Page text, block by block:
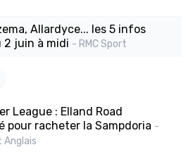
Allardyce... les 5 infos
2 juin à midi - RMC Sport
League : Elland Road
pour racheter la Sampdoria -
Anglais